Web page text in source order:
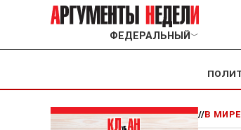
ФЕДЕРАЛЬНЫЙ ﹀
//В МИРЕ